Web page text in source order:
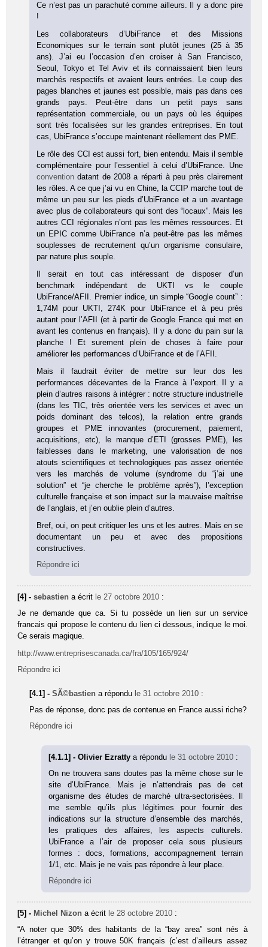
Ce n’est pas un parachuté comme ailleurs. Il y a donc pire
!
Les collaborateurs d’UbiFrance et des Missions
Economiques sur le terrain sont plutôt jeunes (25 à 35
ans). J’ai eu l’occasion d’en croiser à San Francisco,
Seoul, Tokyo et Tel Aviv et ils connaissaient bien leurs
marchés respectifs et avaient leurs entrées. Le coup des
pages blanches et jaunes est possible, mais pas dans ces
grands pays. Peut-être dans un petit pays sans
représentation commerciale, ou un pays où les équipes
sont très focalisées sur les grandes entreprises. En tout
cas, UbiFrance s’occupe maintenant réellement des PME.
Le rôle des CCI est aussi fort, bien entendu. Mais il semble
complémentaire pour l’essentiel à celui d’UbiFrance. Une
convention datant de 2008 a réparti à peu près clairement
les rôles. A ce que j’ai vu en Chine, la CCIP marche tout de
même un peu sur les pieds d’UbiFrance et a un avantage
avec plus de collaborateurs qui sont des “locaux”. Mais les
autres CCI régionales n’ont pas les mêmes ressources. Et
un EPIC comme UbiFrance n’a peut-être pas les mêmes
souplesses de recrutement qu’un organisme consulaire,
par nature plus souple.
Il serait en tout cas intéressant de disposer d’un
benchmark indépendant de UKTI vs le couple
UbiFrance/AFII. Premier indice, un simple “Google count” :
1,74M pour UKTI, 274K pour UbiFrance et à peu près
autant pour l’AFII (et à partir de Google France qui met en
avant les contenus en français). Il y a donc du pain sur la
planche ! Et surement plein de choses à faire pour
améliorer les performances d’UbiFrance et de l’AFII.
Mais il faudrait éviter de mettre sur leur dos les
performances décevantes de la France à l’export. Il y a
plein d’autres raisons à intégrer : notre structure industrielle
(dans les TIC, très orientée vers les services et avec un
poids dominant des telcos), la relation entre grands
groupes et PME innovantes (procurement, paiement,
acquisitions, etc), le manque d’ETI (grosses PME), les
faiblesses dans le marketing, une valorisation de nos
atouts scientifiques et technologiques pas assez orientée
vers les marchés de volume (syndrome du “j’ai une
solution” et “je cherche le problème après”), l’exception
culturelle française et son impact sur la mauvaise maîtrise
de l’anglais, et j’en oublie plein d’autres.
Bref, oui, on peut critiquer les uns et les autres. Mais en se
documentant un peu et avec des propositions
constructives.
Répondre ici
[4] -sebastien a écrit le 27 octobre 2010 :
Je ne demande que ca. Si tu possède un lien sur un service
francais qui propose le contenu du lien ci dessous, indique le moi.
Ce serais magique.
http://www.entreprisescanada.ca/fra/105/165/924/
Répondre ici
[4.1] -SÃ©bastien a répondu le 31 octobre 2010 :
Pas de réponse, donc pas de contenue en France aussi riche?
Répondre ici
[4.1.1] - Olivier Ezrattya répondu le 31 octobre 2010 :
On ne trouvera sans doutes pas la même chose sur le
site d’UbiFrance. Mais je n’attendrais pas de cet
organisme des études de marché ultra-sectorisées. Il
me semble qu’ils plus légitimes pour fournir des
indications sur la structure d’ensemble des marchés,
les pratiques des affaires, les aspects culturels.
UbiFrance a l’air de proposer cela sous plusieurs
formes : docs, formations, accompagnement terrain
1/1, etc. Mais je ne vais pas répondre à leur place.
Répondre ici
[5] - Michel Nizon a écrit le 28 octobre 2010 :
“A noter que 30% des habi­tants de la “bay area” sont nés à
l’étranger et qu’on y trouve 50K fran­çais (c’est d’ailleurs assez